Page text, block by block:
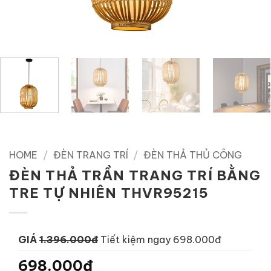
HOME / ĐÈN TRANG TRÍ / ĐÈN THẢ THỦ CÔNG
ĐÈN THẢ TRẦN TRANG TRÍ BẰNG
TRE TỰ NHIÊN THVR95215
GIÁ 1.396.000đ Tiết kiệm ngay 698.000đ
698.000đ